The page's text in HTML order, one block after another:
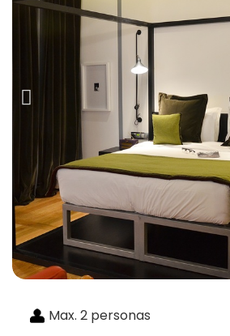
Max. 2 personas